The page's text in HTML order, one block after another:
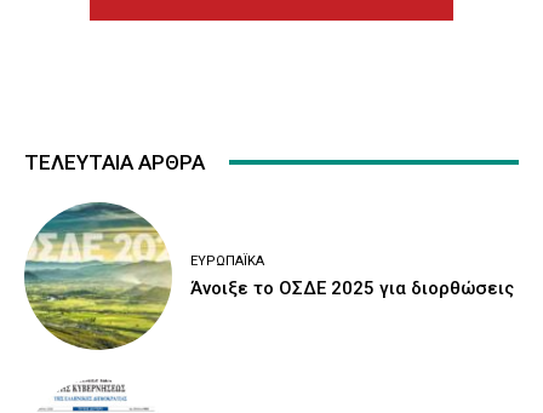
ΤΕΛΕΥΤΑΙΑ ΑΡΘΡΑ
ΕΥΡΩΠΑΪΚΆ
Άνοιξε το ΟΣΔΕ 2025 για διορθώσεις